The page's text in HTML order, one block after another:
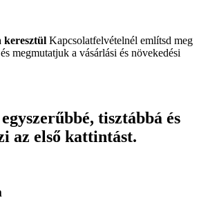
keresztül Kapcsolatfelvételnél említsd meg
megmutatjuk a vásárlási és növekedési
tisztábbá és
az első kattintást.